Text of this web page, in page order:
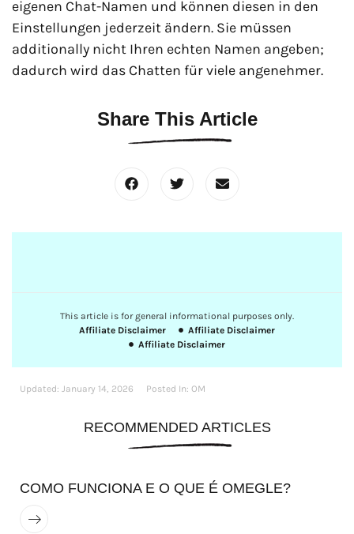
eigenen Chat-Namen und können diesen in den
Einstellungen jederzeit ändern. Sie müssen
additionally nicht Ihren echten Namen angeben;
dadurch wird das Chatten für viele angenehmer.
Share This Article
This article is for general informational purposes only.
Affiliate Disclaimer
Affiliate Disclaimer
Affiliate Disclaimer
Updated: January 14, 2026 Posted In: OM
RECOMMENDED ARTICLES
COMO FUNCIONA E O QUE É OMEGLE?